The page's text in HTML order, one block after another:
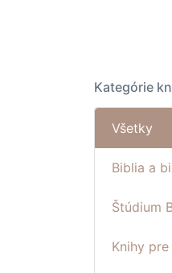
Kategórie
Všetky
Biblia a
Štúdium
Knihy